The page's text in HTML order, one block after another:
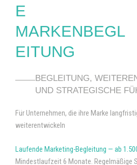
E
MARKENBEGL
EITUNG
BEGLEITUNG,
UND STRATEGISCHE
Für Unternehmen, die ihre Marke
weiterentwickeln
Laufende Marketing-Begleitung — ab
Mindestlaufzeit 6 Monate. Regelmäßige